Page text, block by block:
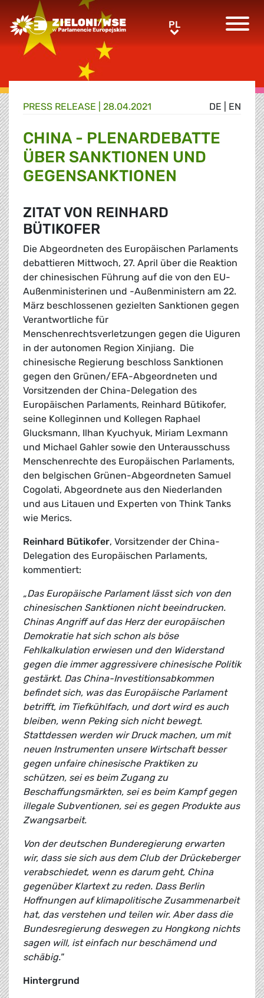
Greens/EFA Home PLPL
DE EN
PRESS RELEASE | 28.04.2021
CHINA - PLENARDEBATTE
ÜBER SANKTIONEN UND
GEGENSANKTIONEN
ZITAT VON REINHARD
BÜTIKOFER
Die Abgeordneten des Europäischen Parlaments
debattieren Mittwoch, 27. April über die Reaktion
der chinesischen Führung auf die von den EU-
Außenministerinen und -Außenministern am 22.
März beschlossenen gezielten Sanktionen gegen
Verantwortliche für
Menschenrechtsverletzungen gegen die Uiguren
in der autonomen Region Xinjiang. Die
chinesische Regierung beschloss Sanktionen
gegen den Grünen/EFA-Abgeordneten und
Vorsitzenden der China-Delegation des
Europäischen Parlaments, Reinhard Bütikofer,
seine Kolleginnen und Kollegen Raphael
Glucksmann, Ilhan Kyuchyuk, Miriam Lexmann
und Michael Gahler sowie den Unterausschuss
Menschenrechte des Europäischen Parlaments,
den belgischen Grünen-Abgeordneten Samuel
Cogolati, Abgeordnete aus den Niederlanden
und aus Litauen und Experten von Think Tanks
wie Merics.
Reinhard Bütikofer, Vorsitzender der China-
Delegation des Europäischen Parlaments,
kommentiert:
„Das Europäische Parlament lässt sich von den
chinesischen Sanktionen nicht beeindrucken.
Chinas Angriff auf das Herz der europäischen
Demokratie hat sich schon als böse
Fehlkalkulation erwiesen und den Widerstand
gegen die immer aggressivere chinesische Politik
gestärkt. Das China-Investitionsabkommen
befindet sich, was das Europäische Parlament
betrifft, im Tiefkühlfach, und dort wird es auch
bleiben, wenn Peking sich nicht bewegt.
Stattdessen werden wir Druck machen, um mit
neuen Instrumenten unsere Wirtschaft besser
gegen unfaire chinesische Praktiken zu
schützen, sei es beim Zugang zu
Beschaffungsmärkten, sei es beim Kampf gegen
illegale Subventionen, sei es gegen Produkte aus
Zwangsarbeit.
Von der deutschen Bunderegierung erwarten
wir, dass sie sich aus dem Club der Drückeberger
verabschiedet, wenn es darum geht, China
gegenüber Klartext zu reden. Dass Berlin
Hoffnungen auf klimapolitische Zusammenarbeit
hat, das verstehen und teilen wir. Aber dass die
Bundesregierung deswegen zu Hongkong nichts
sagen will, ist einfach nur beschämend und
schäbig."
Hintergrund